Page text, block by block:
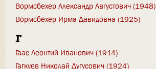
Вормсбехер Александр Августович (1948)
Вормсбехер Ирма Давидовна (1925)
Г
Гаас Леонтий Иванович (1914)
Гагкуев Николай Дугусович (1924)